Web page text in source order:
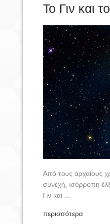
Το Γιν και
Από τους αρχαίους
συνεχή, ισόρροπη
Γιν και ...
περισσότερα